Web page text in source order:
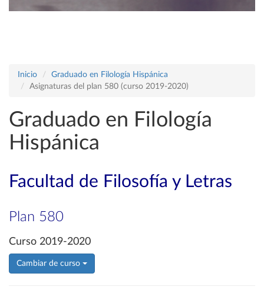
Inicio
Graduado en Filología Hispánica
Asignaturas del plan 580 (curso 2019-2020)
Graduado en Filología
Hispánica
Facultad de Filosofía y Letras
Plan 580
Curso 2019-2020
Cambiar de curso